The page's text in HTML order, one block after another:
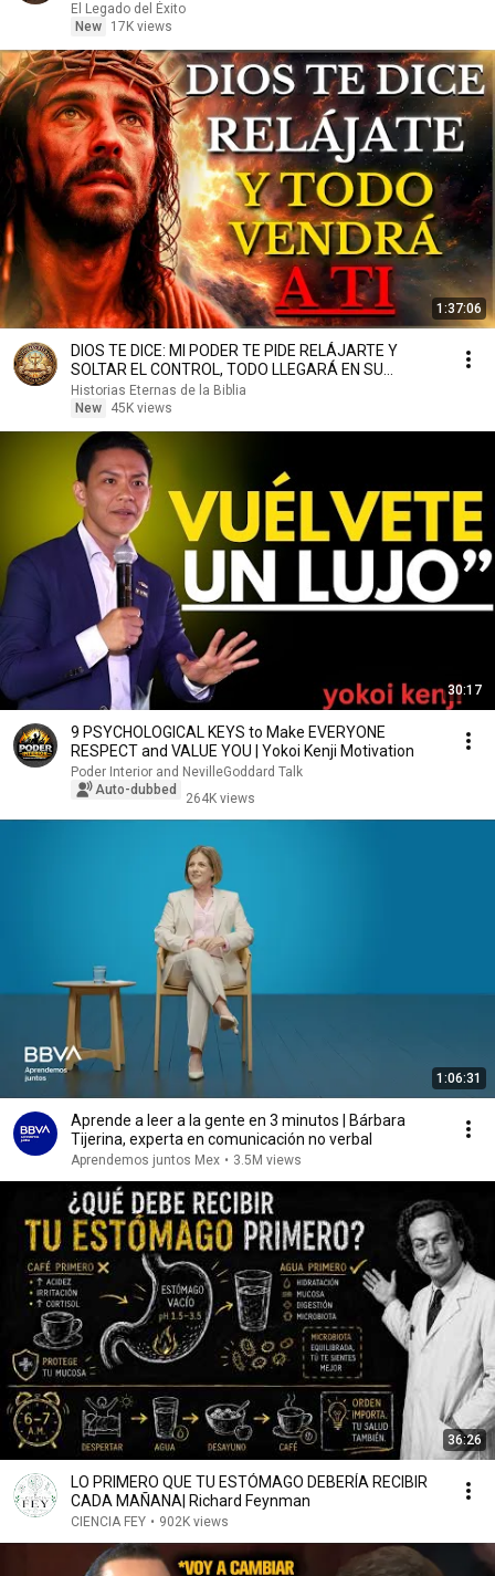
El Legado del Éxito
New
17K views
1:37:06
DIOS TE DICE: MI PODER TE PIDE RELÁJARTE Y
SOLTAR EL CONTROL, TODO LLEGARÁ EN SU
MOMENTO PERFECTO
Historias Eternas de la Biblia
New
45K views
30:17
9 PSYCHOLOGICAL KEYS to Make EVERYONE
RESPECT and VALUE YOU | Yokoi Kenji Motivation
Poder Interior and NevilleGoddard Talk
Auto-dubbed
264K views
1:06:31
Aprende a leer a la gente en 3 minutos | Bárbara
Tijerina, experta en comunicación no verbal
Aprendemos juntos Mex • 3.5M views
36:26
LO PRIMERO QUE TU ESTÓMAGO DEBERÍA RECIBIR
CADA MAÑANA| Richard Feynman
CIENCIA FEY • 902K views